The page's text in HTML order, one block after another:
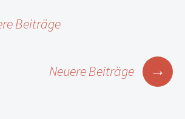
Beiträge
Neuere Beiträge →